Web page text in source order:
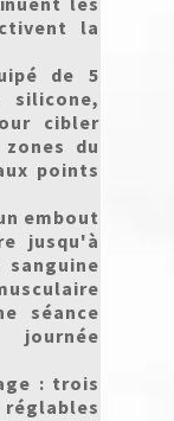
la
de 5
silicone,
cibler
du
points
embout
jusqu'à
sanguine
séance
: trois